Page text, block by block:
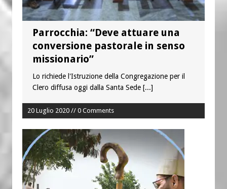
Parrocchia: “Deve attuare una
conversione pastorale in senso
missionario”
Lo richiede l'Istruzione della Congregazione per il
Clero diffusa oggi dalla Santa Sede [...]
20 Luglio 2020 // 0 Comments